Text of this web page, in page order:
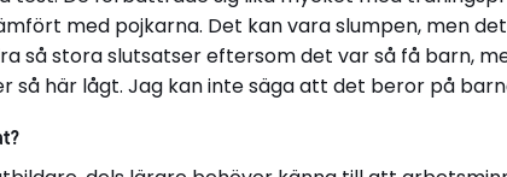
med pojkarna. Det kan vara slumpen, men
så stora slutsatser eftersom det var så få barn,
så här lågt. Jag kan inte säga att det beror på